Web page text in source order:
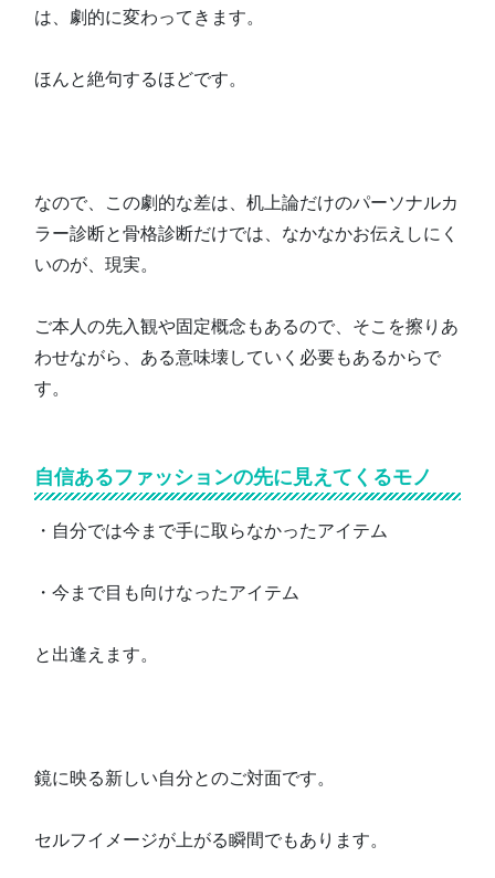
は、劇的に変わってきます。
ほんと絶句するほどです。
なので、この劇的な差は、机上論だけのパーソナルカ
ラー診断と骨格診断だけでは、なかなかお伝えしにく
いのが、現実。
ご本人の先入観や固定概念もあるので、そこを擦りあ
わせながら、ある意味壊していく必要もあるからで
す。
自信あるファッションの先に見えてくるモノ
・自分では今まで手に取らなかったアイテム
・今まで目も向けなったアイテム
と出逢えます。
鏡に映る新しい自分とのご対面です。
セルフイメージが上がる瞬間でもあります。